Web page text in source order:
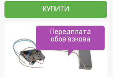
КУПИТИ
Передплата
обов'язкова